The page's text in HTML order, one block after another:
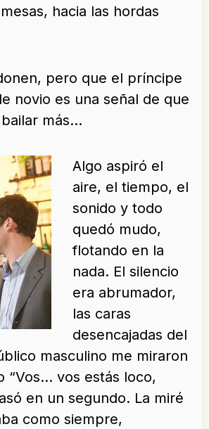
hacia las hordas
pero que el príncipe
novio es una señal de que
más…
Algo aspiró el
aire, el tiempo, el
sonido y todo
quedó mudo,
flotando en la
nada. El silencio
era abrumador,
las caras
desencajadas del
masculino me miraron
“Vos… vos estás loco,
en un segundo. La miré
como siempre,